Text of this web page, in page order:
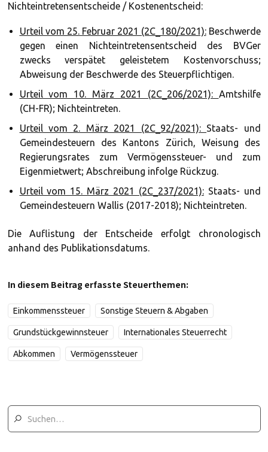
Nichteintretensentscheide / Kostenentscheid:
Urteil vom 25. Februar 2021 (2C_180/2021):Beschwerde
gegen einen Nichteintretensentscheid des BVGer
zwecks verspätet geleistetem Kostenvorschuss;
Abweisung der Beschwerde des Steuerpflichtigen.
Urteil vom 10. März 2021 (2C_206/2021): Amtshilfe
(CH-FR); Nichteintreten.
Urteil vom 2. März 2021 (2C_92/2021): Staats- und
Gemeindesteuern des Kantons Zürich, Weisung des
Regierungsrates zum Vermögenssteuer- und zum
Eigenmietwert; Abschreibung infolge Rückzug.
Urteil vom 15. März 2021 (2C_237/2021):Staats- und
Gemeindesteuern Wallis (2017-2018); Nichteintreten.
Die Auflistung der Entscheide erfolgt chronologisch
anhand des Publikationsdatums.
In diesem Beitrag erfasste Steuerthemen:
Einkommenssteuer Sonstige Steuern & Abgaben
Grundstückgewinnsteuer Internationales Steuerrecht
Abkommen Vermögenssteuer